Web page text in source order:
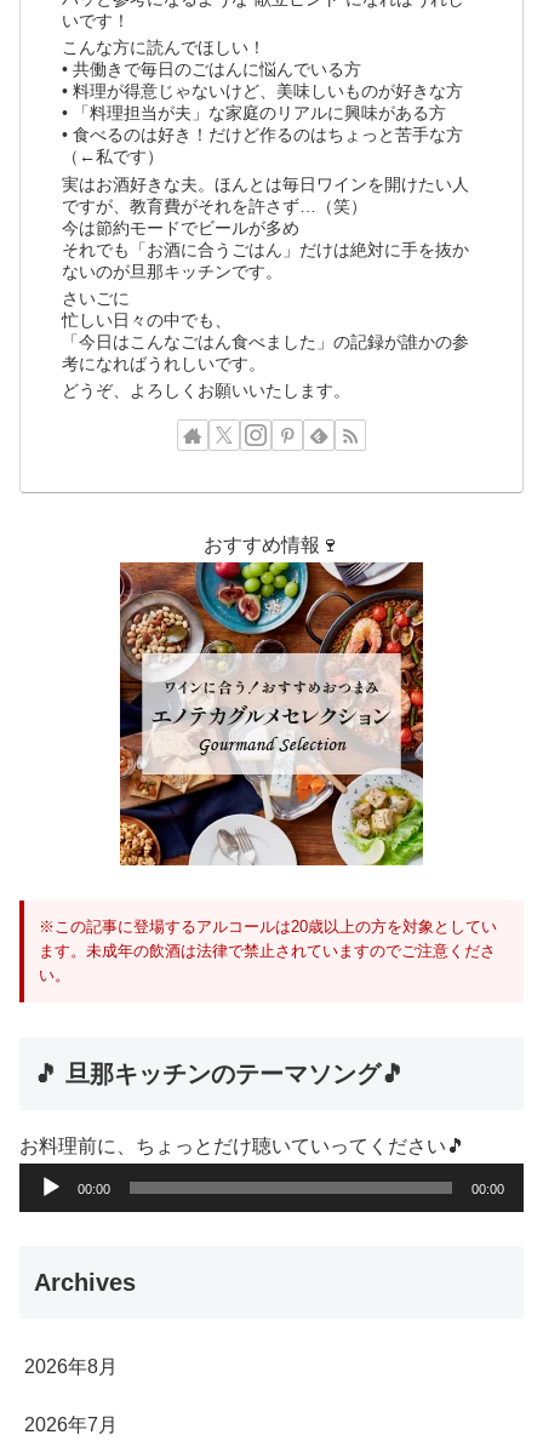
いです！
こんな方に読んでほしい！
• 共働きで毎日のごはんに悩んでいる方
• 料理が得意じゃないけど、美味しいものが好きな方
• 「料理担当が夫」な家庭のリアルに興味がある方
• 食べるのは好き！だけど作るのはちょっと苦手な方
（←私です）
実はお酒好きな夫。ほんとは毎日ワインを開けたい人
ですが、教育費がそれを許さず…（笑）
今は節約モードでビールが多め
それでも「お酒に合うごはん」だけは絶対に手を抜か
ないのが旦那キッチンです。
さいごに
忙しい日々の中でも、
「今日はこんなごはん食べました」の記録が誰かの参
考になればうれしいです。
どうぞ、よろしくお願いいたします。
おすすめ情報🍷
※この記事に登場するアルコールは20歳以上の方を対象としてい
ます。未成年の飲酒は法律で禁止されていますのでご注意くださ
い。
🎵 旦那キッチンのテーマソング🎵
お料理前に、ちょっとだけ聴いていってください🎵
声
レ
00:00 00:00
Archives
2026年8月
2026年7月